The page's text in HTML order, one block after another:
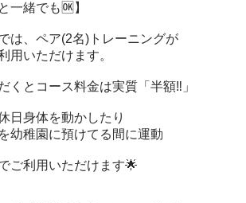
一緒でも🆗】
は、ペア(2名)トレーニングが
用いただけます。
くとコース料金は実質「半額‼️」
日身体を動かしたり
幼稚園に預けてる間に運動
ご利用いただけます🌟